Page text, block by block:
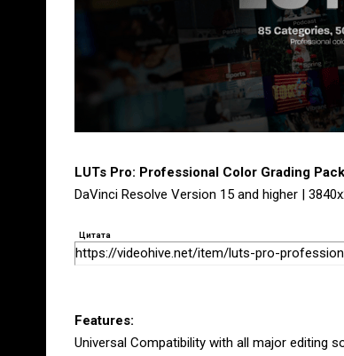
LUTs Pro: Professional Color Grading
DaVinci Resolve Version 15 and higher |
Цитата
https://videohive.net/item/luts-pro-
Features:
Universal Compatibility with all major editing